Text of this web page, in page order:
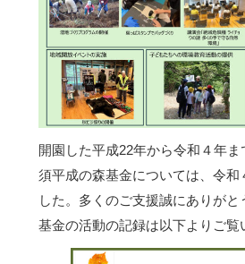
開園した平成22年から令和４年
須平成の森基金については、令和
した。多くのご支援誠にありがと
基金の活動の記録は以下よりご覧